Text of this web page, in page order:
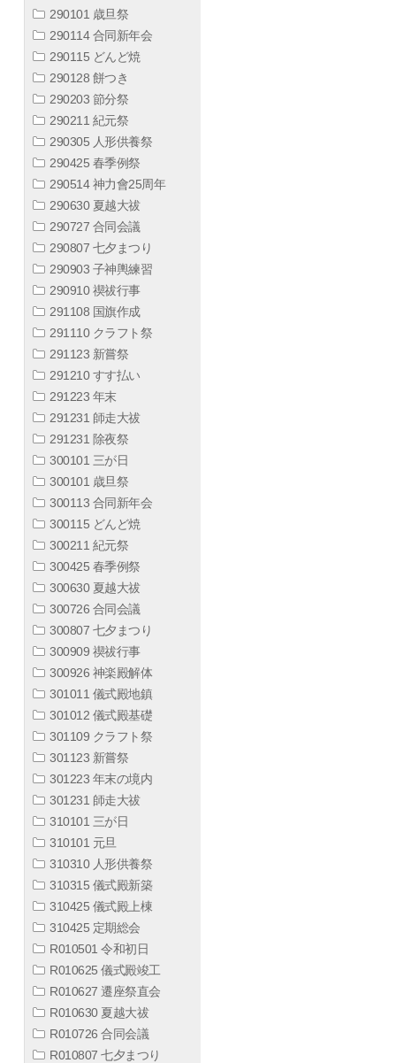
290101 歳旦祭
290114 合同新年会
290115 どんど焼
290128 餅つき
290203 節分祭
290211 紀元祭
290305 人形供養祭
290425 春季例祭
290514 神力會25周年
290630 夏越大祓
290727 合同会議
290807 七夕まつり
290903 子神輿練習
290910 禊祓行事
291108 国旗作成
291110 クラフト祭
291123 新嘗祭
291210 すす払い
291223 年末
291231 師走大祓
291231 除夜祭
300101 三が日
300101 歳旦祭
300113 合同新年会
300115 どんど焼
300211 紀元祭
300425 春季例祭
300630 夏越大祓
300726 合同会議
300807 七夕まつり
300909 禊祓行事
300926 神楽殿解体
301011 儀式殿地鎮
301012 儀式殿基礎
301109 クラフト祭
301123 新嘗祭
301223 年末の境内
301231 師走大祓
310101 三が日
310101 元旦
310310 人形供養祭
310315 儀式殿新築
310425 儀式殿上棟
310425 定期総会
R010501 令和初日
R010625 儀式殿竣工
R010627 遷座祭直会
R010630 夏越大祓
R010726 合同会議
R010807 七夕まつり